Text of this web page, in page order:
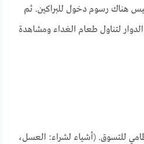
= 60 درهم) وليس هناك رسوم دخول للبراكين. ثم
لتناول طعام الغداء ومشاهدة
للتسوق. (أشياء لشراء: العسل،